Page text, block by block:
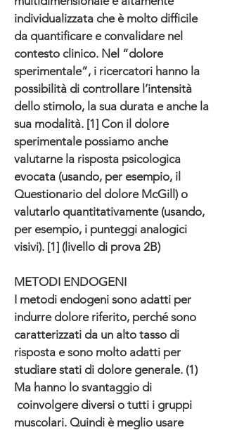
individualizzata che è molto difficile
da quantificare e convalidare nel
contesto clinico. Nel “dolore
sperimentale”, i ricercatori hanno la
possibilità di controllare l’intensità
dello stimolo, la sua durata e anche la
sua modalità. [1] Con il dolore
sperimentale possiamo anche
valutarne la risposta psicologica
evocata (usando, per esempio, il
Questionario del dolore McGill) o
valutarlo quantitativamente (usando,
per esempio, i punteggi analogici
visivi). [1] (livello di prova 2B)
METODI ENDOGENI
I metodi endogeni sono adatti per
indurre dolore riferito, perché sono
caratterizzati da un alto tasso di
risposta e sono molto adatti per
studiare stati di dolore generale. (1)
Ma hanno lo svantaggio di
coinvolgere diversi o tutti i gruppi
muscolari. Quindi è meglio usare